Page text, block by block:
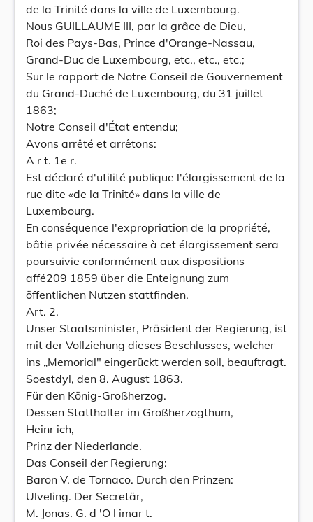
de la Trinité dans la ville de Luxembourg.
Nous GUILLAUME III, par la grâce de Dieu,
Roi des Pays-Bas, Prince d'Orange-Nassau,
Grand-Duc de Luxembourg, etc., etc., etc.;
Sur le rapport de Notre Conseil de Gouvernement
du Grand-Duché de Luxembourg, du 31 juillet
1863;
Notre Conseil d'État entendu;
Avons arrêté et arrêtons:
A r t. 1e r.
Est déclaré d'utilité publique l'élargissement de la
rue dite «de la Trinité» dans la ville de
Luxembourg.
En conséquence l'expropriation de la propriété,
bâtie privée nécessaire à cet élargissement sera
poursuivie conformément aux dispositions
affé209 1859 über die Enteignung zum
öffentlichen Nutzen stattfinden.
Art. 2.
Unser Staatsminister, Präsident der Regierung, ist
mit der Vollziehung dieses Beschlusses, welcher
ins „Memorial" eingerückt werden soll, beauftragt.
Soestdyl, den 8. August 1863.
Für den König-Großherzog.
Dessen Statthalter im Großherzogthum,
Heinr ich,
Prinz der Niederlande.
Das Conseil der Regierung:
Baron V. de Tornaco. Durch den Prinzen:
Ulveling. Der Secretär,
M. Jonas. G. d 'O l imar t.